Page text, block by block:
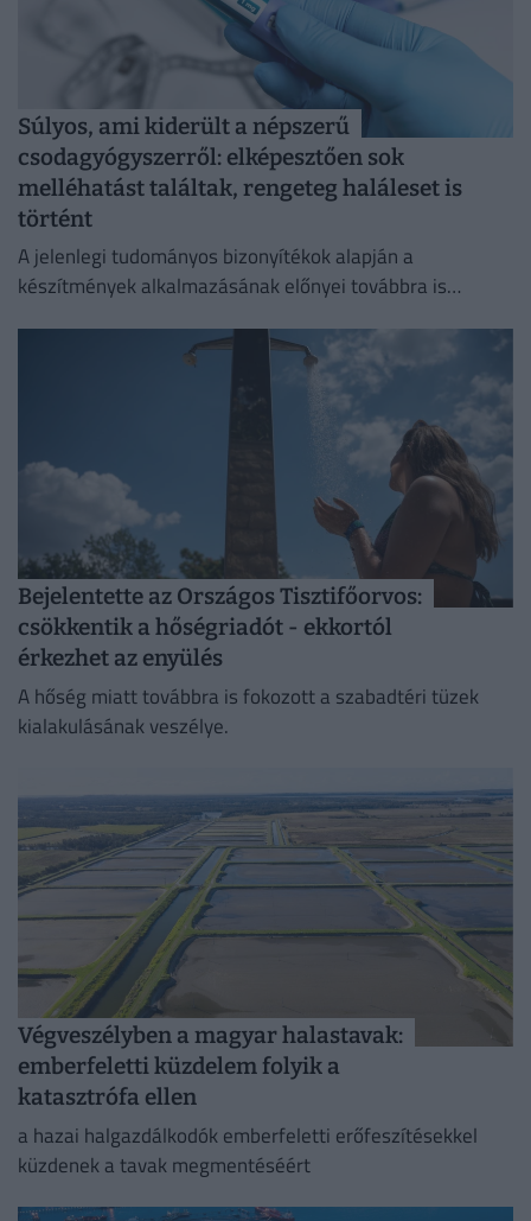
Súlyos, ami kiderült a népszerű
csodagyógyszerről: elképesztően sok
melléhatást találtak, rengeteg haláleset is
történt
A jelenlegi tudományos bizonyítékok alapján a
készítmények alkalmazásának előnyei továbbra is
Bejelentette az Országos Tisztifőorvos:
csökkentik a hőségriadót - ekkortól
érkezhet az enyülés
A hőség miatt továbbra is fokozott a szabadtéri tüzek
kialakulásának veszélye.
Végveszélyben a magyar halastavak:
emberfeletti küzdelem folyik a
katasztrófa ellen
a hazai halgazdálkodók emberfeletti erőfeszítésekkel
küzdenek a tavak megmentéséért